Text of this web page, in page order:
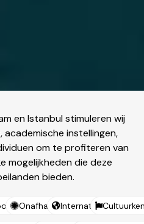
en Istanbul stimuleren wij
instellingen,
om te profiteren van
mogelijkheden die deze
bieden.
OnafhankelijkInternationaal